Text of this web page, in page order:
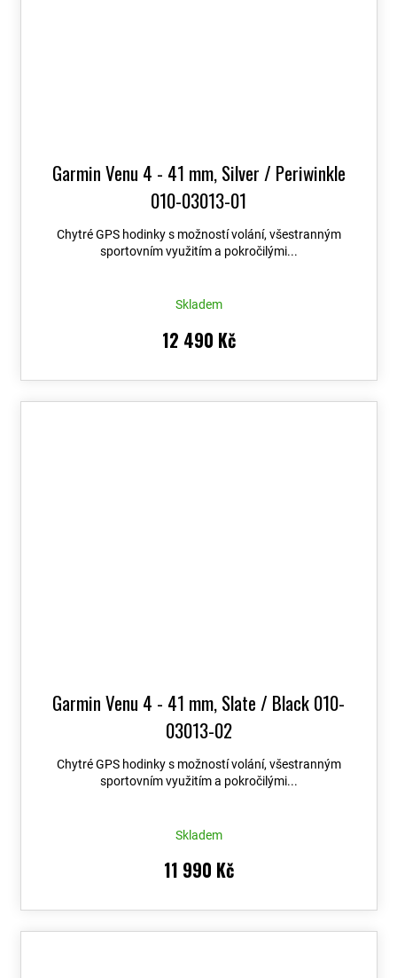
Garmin Venu 4 - 41 mm, Silver / Periwinkle
010-03013-01
Chytré GPS hodinky s možností volání, všestranným
sportovním využitím a pokročilými...
Skladem
12 490 Kč
Garmin Venu 4 - 41 mm, Slate / Black 010-
03013-02
Chytré GPS hodinky s možností volání, všestranným
sportovním využitím a pokročilými...
Skladem
11 990 Kč